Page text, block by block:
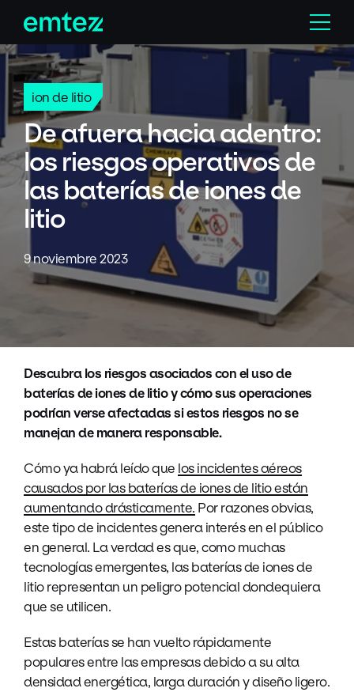
content
Menu
ion de litio
De afuera hacia adentro:
los riesgos operativos de
las baterías de iones de
litio
9 noviembre 2023
Descubra los riesgos asociados con el uso de
baterías de iones de litio y cómo sus operaciones
podrían verse afectadas si estos riesgos no se
manejan de manera responsable.
Cómo ya habrá leído que los incidentes aéreos
causados por las baterías de iones de litio están
aumentando drásticamente. Por razones obvias,
este tipo de incidentes genera interés en el público
en general. La verdad es que, como muchas
tecnologías emergentes, las baterías de iones de
litio representan un peligro potencial dondequiera
que se utilicen.
Estas baterías se han vuelto rápidamente
populares entre las empresas debido a su alta
densidad energética, larga duración y diseño ligero.